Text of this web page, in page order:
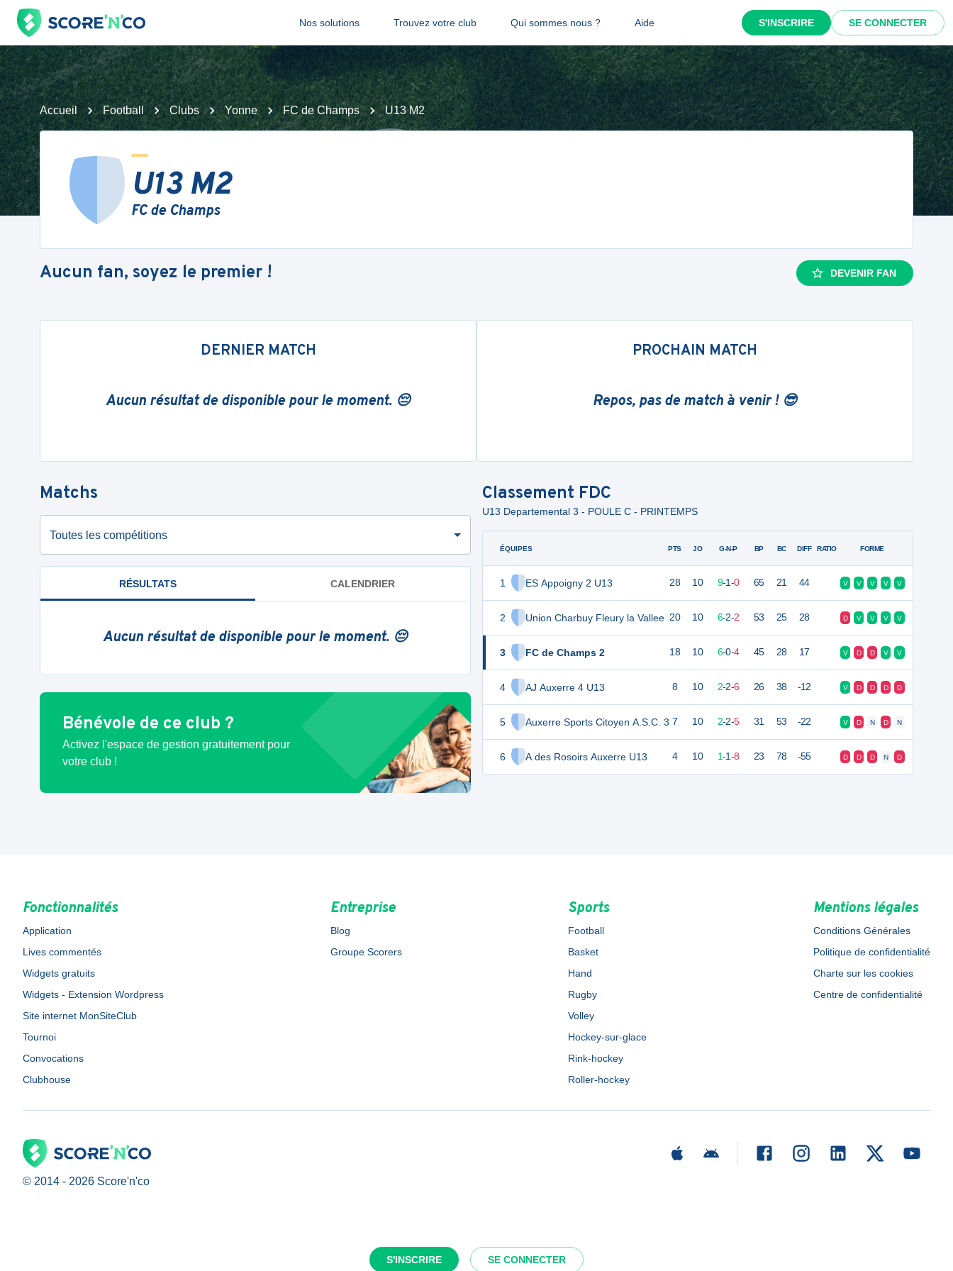
Nos solutions Trouvez votre club Qui sommes nous ? Aide S'INSCRIRE SE CONNECTER
S'INSCRIRE SE CONNECTER
Accueil Football Clubs Yonne FC de Champs U13 M2
U13 M2
FC de Champs
Aucun fan, soyez le premier ! DEVENIR FAN
DERNIER MATCH
Aucun résultat de disponible pour le moment. 😔
PROCHAIN MATCH
Repos, pas de match à venir ! 😎
Matchs
Toutes les compétitions
RÉSULTATS CALENDRIER
Aucun résultat de disponible pour le moment. 😔
Bénévole de ce club ?
Activez l'espace de gestion gratuitement pour
votre club !
Classement FDC
U13 Departemental 3 - POULE C - PRINTEMPS
ÉQUIPES
1 ES Appoigny 2 U13
2 Union Charbuy Fleury la Vallee
3 FC de Champs 2
4 AJ Auxerre 4 U13
5 Auxerre Sports Citoyen A.S.C. 3
6 A des Rosoirs Auxerre U13
PTS JO G-N-P BP BC DIFF RATIO FORME
28 10 9-1-0 65 21 44 V V V V V
20 10 6-2-2 53 25 28 D V V V V
18 10 6-0-4 45 28 17 V D D V V
8 10 2-2-6 26 38 -12 V D D D D
7 10 2-2-5 31 53 -22 V D N D N
4 10 1-1-8 23 78 -55 D D D N D
Fonctionnalités
Application
Lives commentés
Widgets gratuits
Widgets - Extension Wordpress
Site internet MonSiteClub
Tournoi
Convocations
Clubhouse
Entreprise
Blog
Groupe Scorers
Sports
Football
Basket
Hand
Rugby
Volley
Hockey-sur-glace
Rink-hockey
Roller-hockey
Mentions légales
Conditions Générales
Politique de confidentialité
Charte sur les cookies
Centre de confidentialité
© 2014 - 2026 Score'n'co